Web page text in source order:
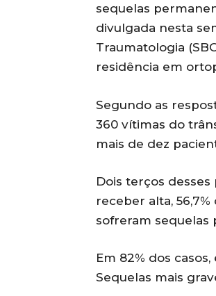
sequelas
divulgada nesta
Traumatologia
residência em
Segundo as
360 vítimas do
mais de dez
Dois terços
receber alta,
sofreram sequelas
Em 82% dos
Sequelas mais